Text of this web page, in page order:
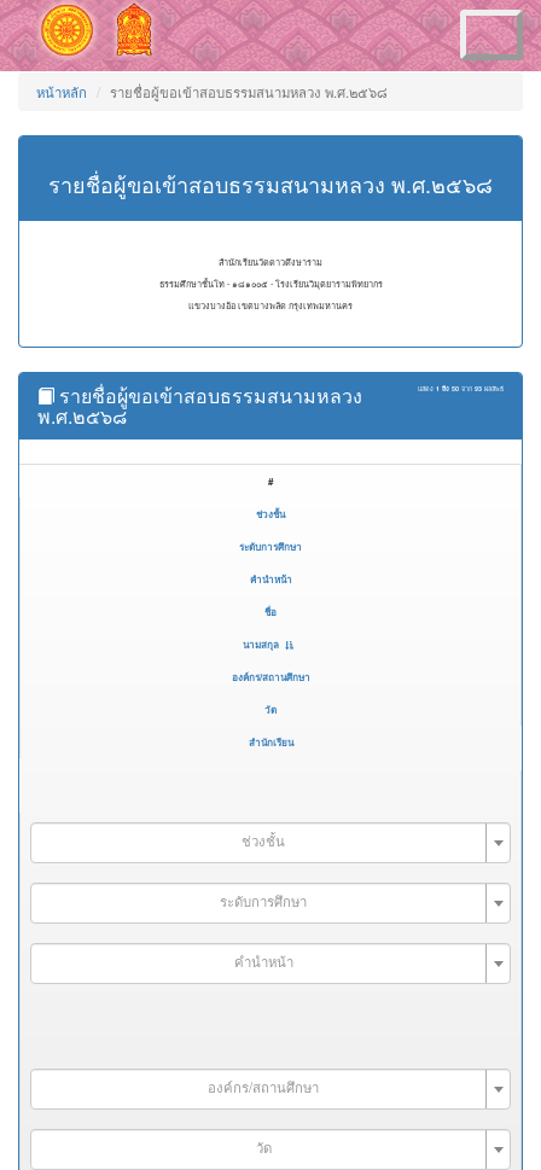
Toggle
navigation
หน้าหลัก รายชื่อผู้ขอเข้าสอบธรรมสนามหลวง พ.ศ.๒๕๖๘
รายชื่อผู้ขอเข้าสอบธรรมสนามหลวง พ.ศ.๒๕๖๘
สำนักเรียนวัดดาวดึงษาราม
ธรรมศึกษาชั้นโท - ๑๘๑๐๐๕ - โรงเรียนวิมุตยารามพิทยากร
แขวงบางอ้อ เขตบางพลัด กรุงเทพมหานคร
แสดง 1 ถึง 50 จาก 93 ผลลัพธ์
รายชื่อผู้ขอเข้าสอบธรรมสนามหลวง
พ.ศ.๒๕๖๘
#
ช่วงชั้น
ระดับการศึกษา
คำนำหน้า
ชื่อ
นามสกุล
องค์กร/สถานศึกษา
วัด
สำนักเรียน
ช่วงชั้น
ระดับการศึกษา
คำนำหน้า
องค์กร/สถานศึกษา
วัด